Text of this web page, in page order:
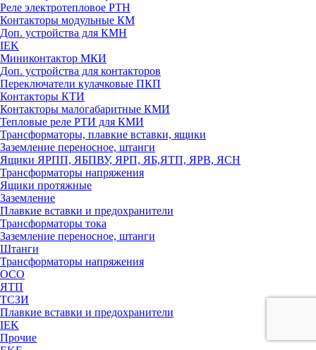
Реле электротепловое РТН
Контакторы модульные КМ
Доп. устройства для КМН
IEK
Миниконтактор МКИ
Доп. устройства для контакторов
Переключатели кулачковые ПКП
Контакторы КТИ
Контакторы малогабаритные КМИ
Тепловые реле РTИ для КМИ
Трансформаторы, плавкие вставки, ящики
Заземление переносное, штанги
Ящики ЯРПП, ЯБПВУ, ЯРП, ЯБ,ЯТП, ЯРВ, ЯСН
Трансформаторы напряжения
Ящики протяжные
Заземление
Плавкие вставки и предохранители
Трансформаторы тока
Заземление переносное, штанги
Штанги
Трансформаторы напряжения
ОСО
ЯТП
ТСЗИ
Плавкие вставки и предохранители
IEK
Прочие